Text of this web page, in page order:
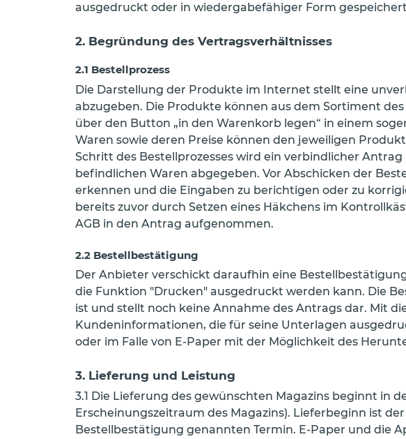
ausgedruckt oder in wiedergabefähiger Form
2. Begründung des Vertragsverhältnisses
2.1 Bestellprozess
Die Darstellung der Produkte im Internet stellt eine
abzugeben. Die Produkte können aus dem Sortiment
über den Button „in den Warenkorb legen“ in einem
Waren sowie deren Preise können den jeweiligen
Schritt des Bestellprozesses wird ein verbindlicher
befindlichen Waren abgegeben. Vor Abschicken der
erkennen und die Eingaben zu berichtigen oder zu
bereits zuvor durch Setzen eines Häkchens im
AGB in den Antrag aufgenommen.
2.2 Bestellbestätigung
Der Anbieter verschickt daraufhin eine
die Funktion "Drucken" ausgedruckt werden kann. Die
ist und stellt noch keine Annahme des Antrags dar. Mit
Kundeninformationen, die für seine Unterlagen
oder im Falle von E-Paper mit der Möglichkeit des
3. Lieferung und Leistung
3.1 Die Lieferung des gewünschten Magazins beginnt in
Erscheinungszeitraum des Magazins). Lieferbeginn ist
Bestellbestätigung genannten Termin. E-Paper und die